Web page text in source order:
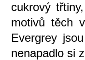
cukrový
motivů těch
Evergrey
nenapadlo si